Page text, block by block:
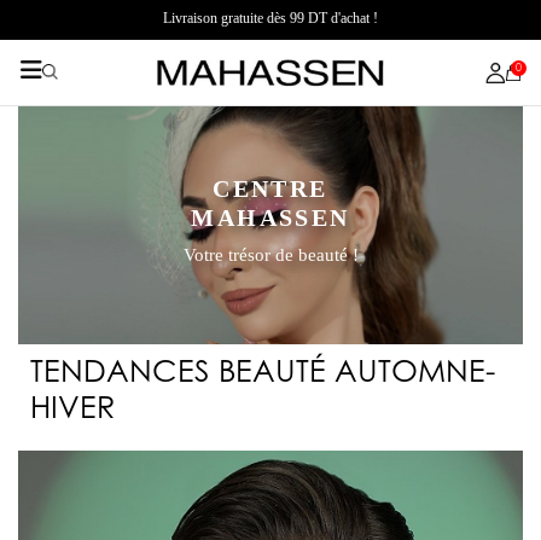
Livraison gratuite dès 99 DT d'achat !
0
CENTRE
MAHASSEN
Votre trésor de beauté !
TENDANCES BEAUTÉ AUTOMNE-
HIVER